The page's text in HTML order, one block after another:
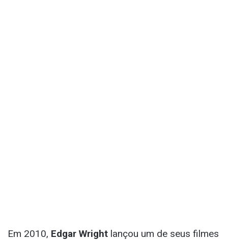
Em 2010, Edgar Wright lançou um de seus filmes